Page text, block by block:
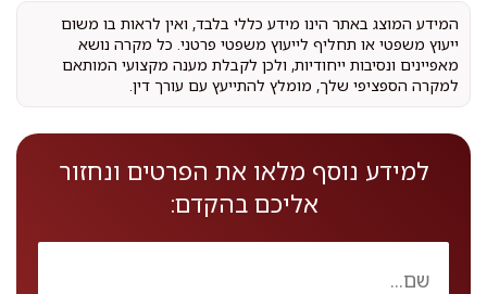
המידע המוצג באתר הינו מידע כללי בלבד, ואין לראות בו משום
ייעוץ משפטי או תחליף לייעוץ משפטי פרטני. כל מקרה נושא
מאפיינים ונסיבות ייחודיות, ולכן לקבלת מענה מקצועי המותאם
למקרה הספציפי שלך, מומלץ להתייעץ עם עורך דין.
למידע נוסף מלאו את הפרטים ונחזור
אליכם בהקדם: